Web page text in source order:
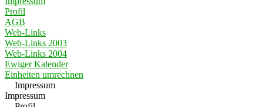
Profil
AGB
Web-Links
Web-Links 2003
Web-Links 2004
Ewiger Kalender
Einheiten umrechnen
Impressum
Impressum